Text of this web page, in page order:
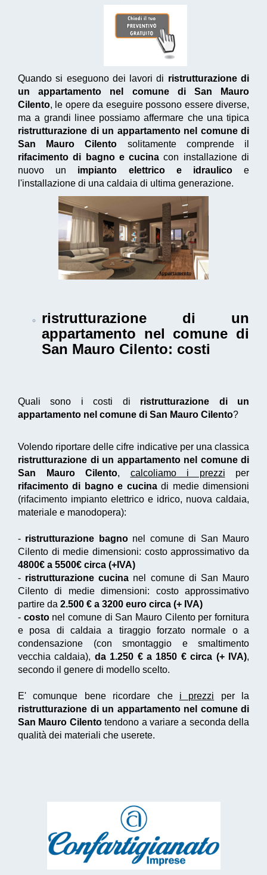
Quando si eseguono dei lavori di ristrutturazione di
un appartamento nel comune di San Mauro
Cilento, le opere da eseguire possono essere diverse,
ma a grandi linee possiamo affermare che una tipica
ristrutturazione di un appartamento nel comune di
San Mauro Cilento solitamente comprende il
rifacimento di bagno e cucina con installazione di
nuovo un impianto elettrico e idraulicoe
l'installazione di una caldaia di ultima generazione.
ristrutturazione di un
appartamento nel comune di
San Mauro Cilento: costi
Quali sono i costi di ristrutturazione di un
appartamento nel comune di San Mauro Cilento?
Volendo riportare delle cifre indicative per una classica
ristrutturazione di un appartamento nel comune di
San Mauro Cilento, calcoliamo i prezzi per
rifacimento di bagno e cucinadi medie dimensioni
(rifacimento impianto elettrico e idrico, nuova caldaia,
materiale e manodopera):
- ristrutturazione bagnonel comune di San Mauro
Cilento di medie dimensioni: costo approssimativo da
4800€ a 5500€ circa (+IVA)
- ristrutturazione cucina nel comune di San Mauro
Cilento di medie dimensioni: costo approssimativo
partire da 2.500 € a 3200 euro circa (+ IVA)
- costonel comune di San Mauro Cilento per fornitura
e posa di caldaia a tiraggio forzato normale o a
condensazione (con smontaggio e smaltimento
vecchia caldaia), da 1.250 € a 1850 € circa (+ IVA),
secondo il genere di modello scelto.
E' comunque bene ricordare che i prezzi per la
ristrutturazione di un appartamento nel comune di
San Mauro Cilentotendono a variare a seconda della
qualità dei materiali che userete.